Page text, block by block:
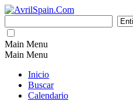
Main Menu
Main Menu
Inicio
Buscar
Calendario